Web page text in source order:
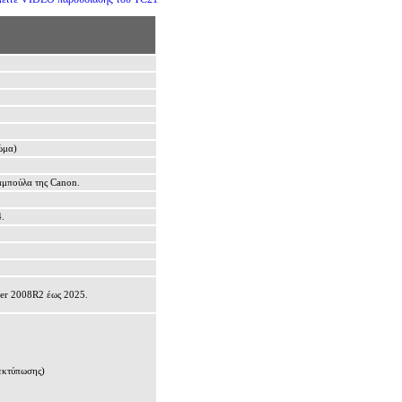
τηςCanon.
2008R2έως 2025.